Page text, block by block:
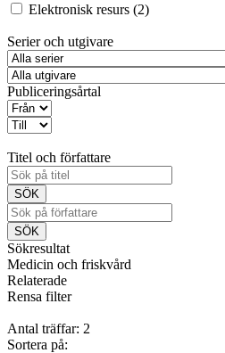
Elektronisk resurs (2)
Serier och utgivare
Publiceringsårtal
Titel och författare
Sökresultat
Medicin och friskvård
Relaterade
Rensa filter
Antal träffar: 2
Sortera på: